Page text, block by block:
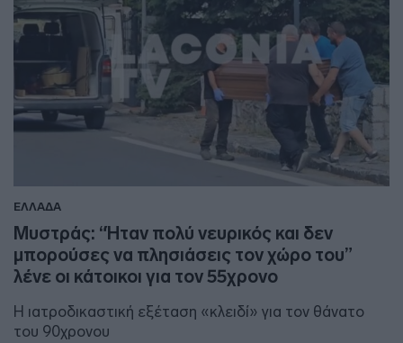
ΕΛΛΑΔΑ
Μυστράς: “Ήταν πολύ νευρικός και δεν
μπορούσες να πλησιάσεις τον χώρο του”
λένε οι κάτοικοι για τον 55χρονο
Η ιατροδικαστική εξέταση «κλειδί» για τον θάνατο
του 90χρονου